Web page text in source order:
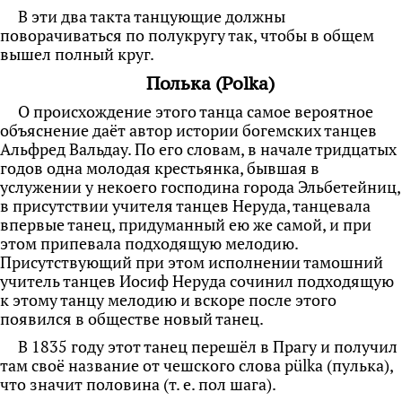
В эти два такта танцующие должны
поворачиваться по полукругу так, чтобы в общем
вышел полный круг.
Полька (Polka)
О происхождение этого танца самое вероятное
объяснение даёт автор истории богемских танцев
Альфред Вальдау. По его словам, в начале тридцатых
годов одна молодая крестьянка, бывшая в
услужении у некоего господина города Эльбетейниц,
в присутствии учителя танцев Неруда, танцевала
впервые танец, придуманный ею же самой, и при
этом припевала подходящую мелодию.
Присутствующий при этом исполнении тамошний
учитель танцев Иосиф Неруда сочинил подходящую
к этому танцу мелодию и вскоре после этого
появился в обществе новый танец.
В 1835 году этот танец перешёл в Прагу и получил
там своё название от чешского слова pülka (пулька),
что значит половина (т. е. пол шага).